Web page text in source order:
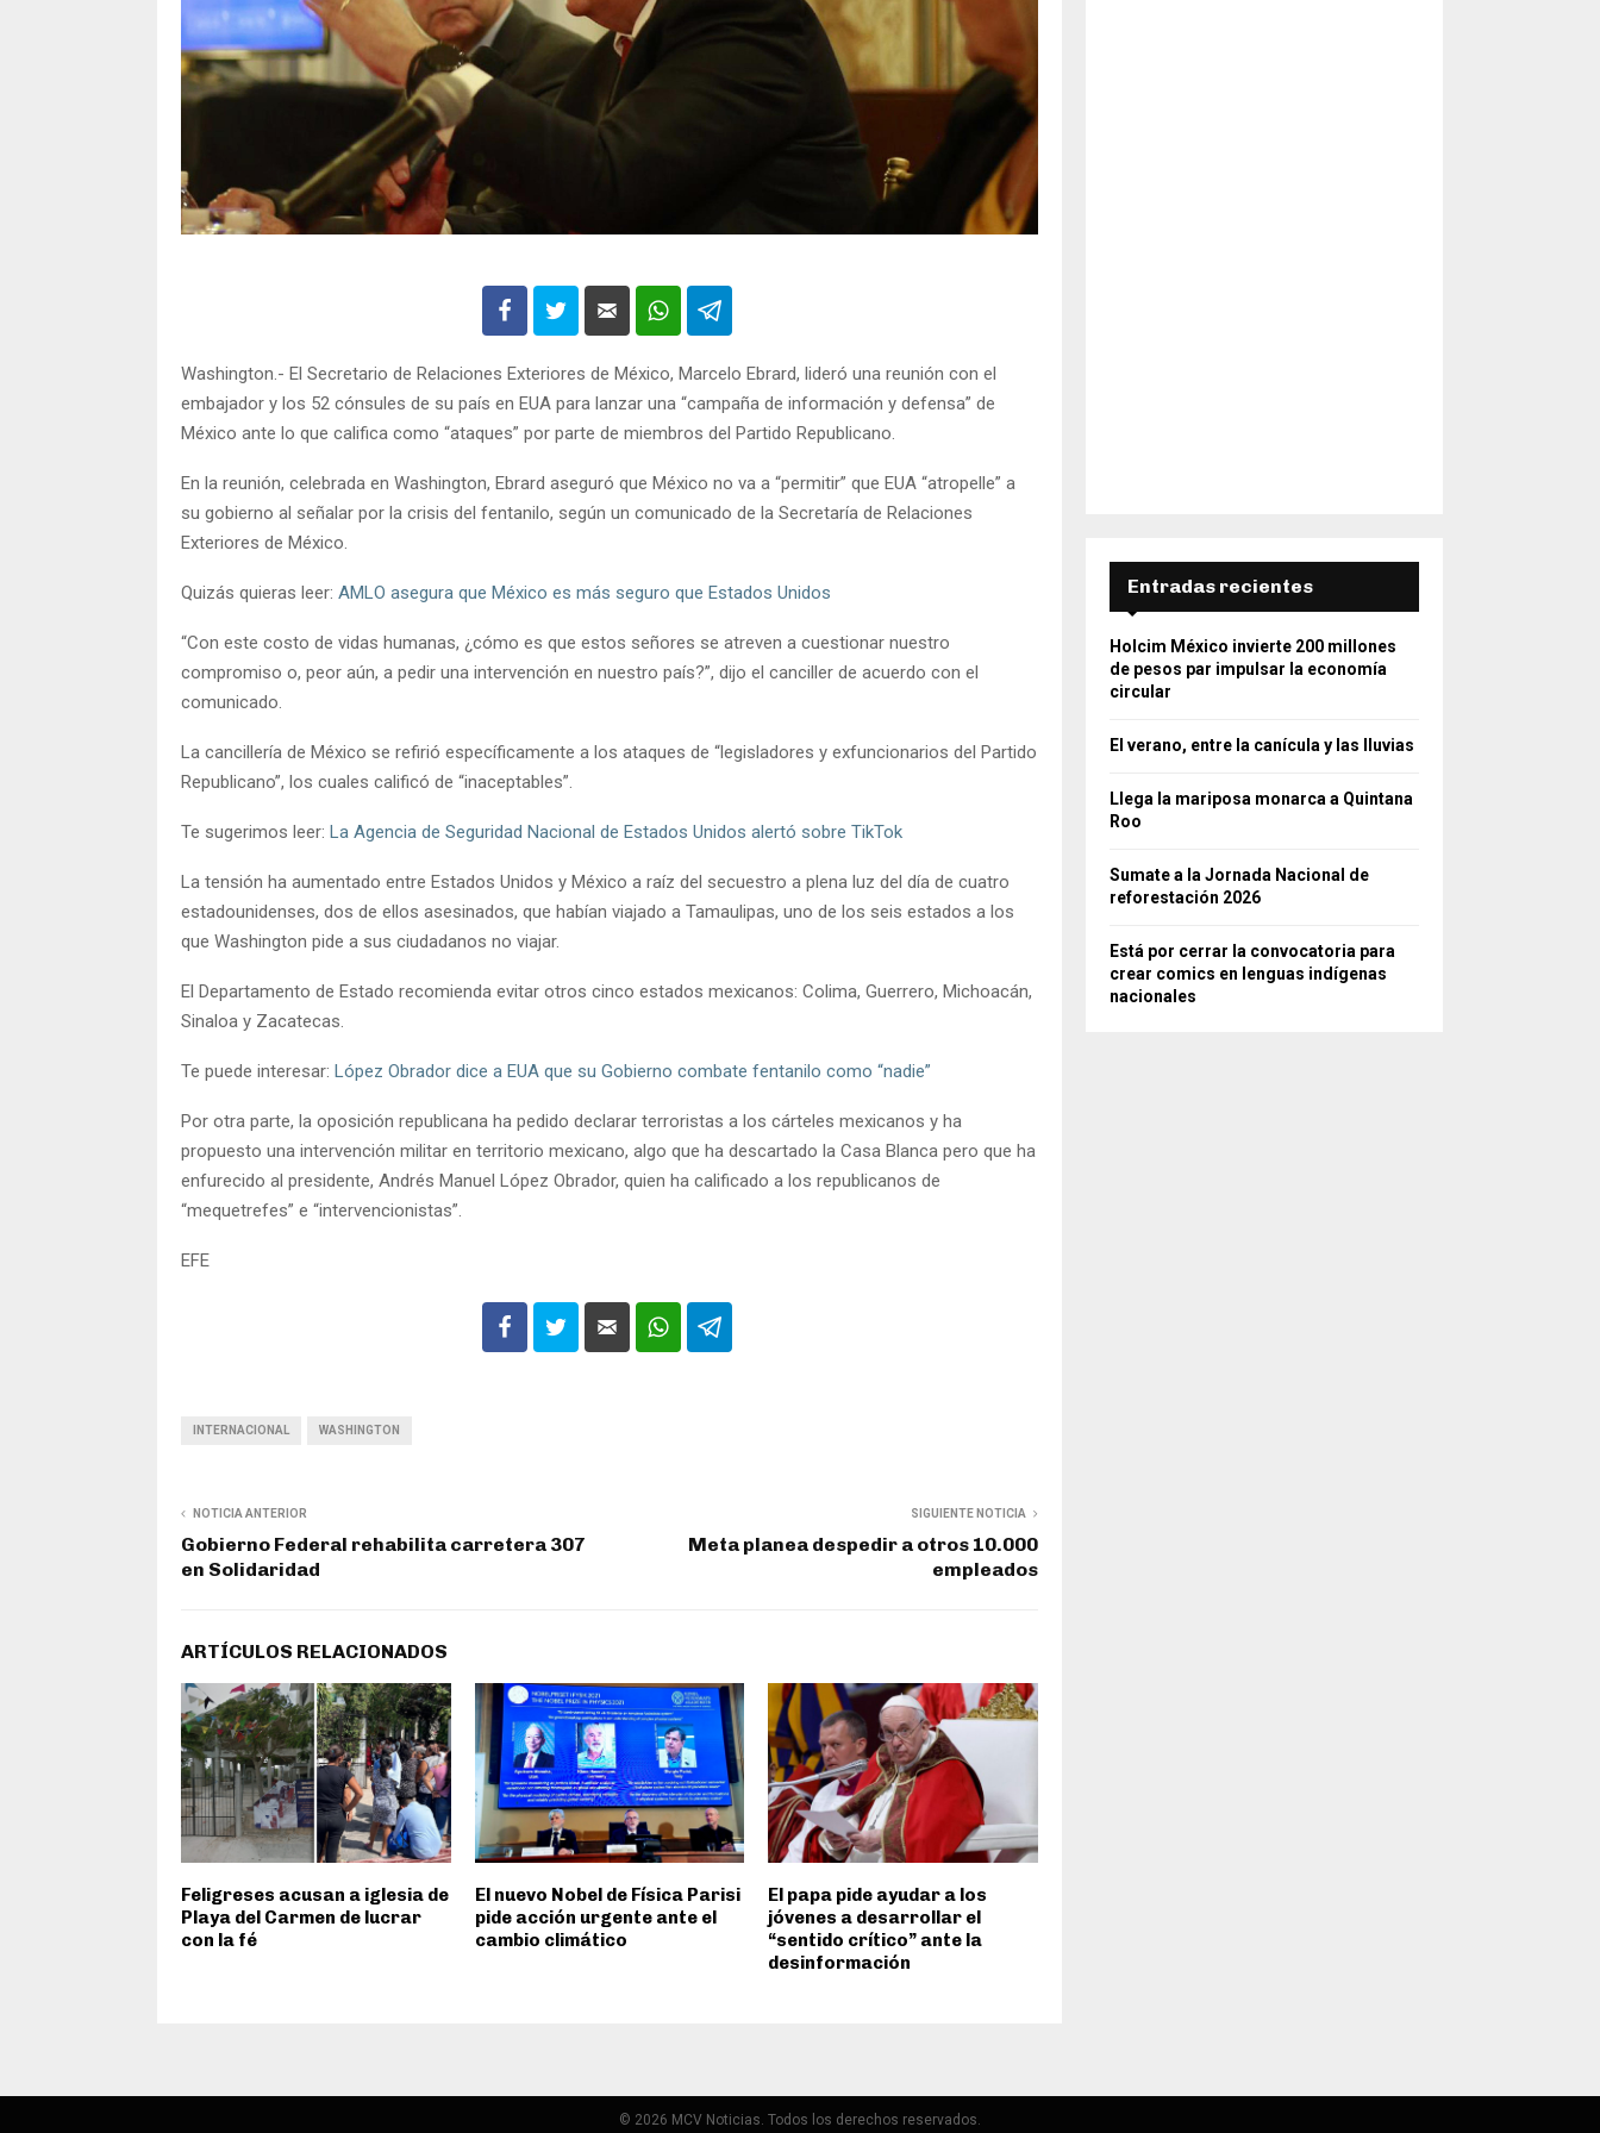
Washington.- El Secretario de Relaciones Exteriores de México, Marcelo Ebrard, lideró una reunión con el
embajador y los 52 cónsules de su país en EUA para lanzar una “campaña de información y defensa” de
México ante lo que califica como “ataques” por parte de miembros del Partido Republicano.
En la reunión, celebrada en Washington, Ebrard aseguró que México no va a “permitir” que EUA “atropelle” a
su gobierno al señalar por la crisis del fentanilo, según un comunicado de la Secretaría de Relaciones
Exteriores de México.
Quizás quieras leer: AMLO asegura que México es más seguro que Estados Unidos
“Con este costo de vidas humanas, ¿cómo es que estos señores se atreven a cuestionar nuestro
compromiso o, peor aún, a pedir una intervención en nuestro país?”, dijo el canciller de acuerdo con el
comunicado.
La cancillería de México se refirió específicamente a los ataques de “legisladores y exfuncionarios del Partido
Republicano”, los cuales calificó de “inaceptables”.
Te sugerimos leer: La Agencia de Seguridad Nacional de Estados Unidos alertó sobre TikTok
La tensión ha aumentado entre Estados Unidos y México a raíz del secuestro a plena luz del día de cuatro
estadounidenses, dos de ellos asesinados, que habían viajado a Tamaulipas, uno de los seis estados a los
que Washington pide a sus ciudadanos no viajar.
El Departamento de Estado recomienda evitar otros cinco estados mexicanos: Colima, Guerrero, Michoacán,
Sinaloa y Zacatecas.
Te puede interesar: López Obrador dice a EUA que su Gobierno combate fentanilo como “nadie”
Por otra parte, la oposición republicana ha pedido declarar terroristas a los cárteles mexicanos y ha
propuesto una intervención militar en territorio mexicano, algo que ha descartado la Casa Blanca pero que ha
enfurecido al presidente, Andrés Manuel López Obrador, quien ha calificado a los republicanos de
“mequetrefes” e “intervencionistas”.
EFE
INTERNACIONAL WASHINGTON
NOTICIA ANTERIOR
Gobierno Federal rehabilita carretera 307
en Solidaridad
SIGUIENTE NOTICIA
Meta planea despedir a otros 10.000
empleados
ARTÍCULOS RELACIONADOS
Feligreses acusan a iglesia de
Playa del Carmen de lucrar
con la fé
El nuevo Nobel de Física Parisi
pide acción urgente ante el
cambio climático
El papa pide ayudar a los
jóvenes a desarrollar el
“sentido crítico” ante la
desinformación
Entradas recientes
Holcim México invierte 200 millones
de pesos par impulsar la economía
circular
El verano, entre la canícula y las lluvias
Llega la mariposa monarca a Quintana
Roo
Sumate a la Jornada Nacional de
reforestación 2026
Está por cerrar la convocatoria para
crear comics en lenguas indígenas
nacionales
© 2026 MCV Noticias. Todos los derechos reservados.